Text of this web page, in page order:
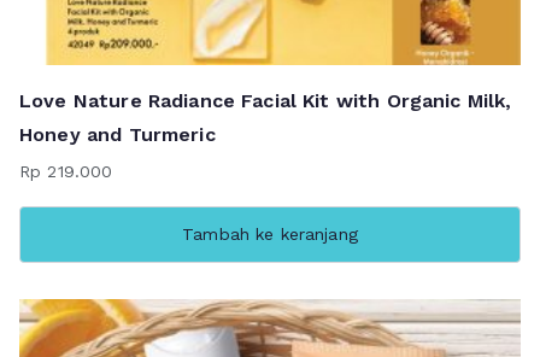
Love Nature Radiance Facial Kit with Organic Milk,
Honey and Turmeric
Rp 219.000
Tambah ke keranjang